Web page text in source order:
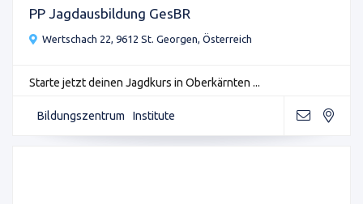
PP Jagdausbildung GesBR
Wertschach 22, 9612 St. Georgen, Österreich
Starte jetzt deinen Jagdkurs in Oberkärnten ...
Bildungszentrum Institute